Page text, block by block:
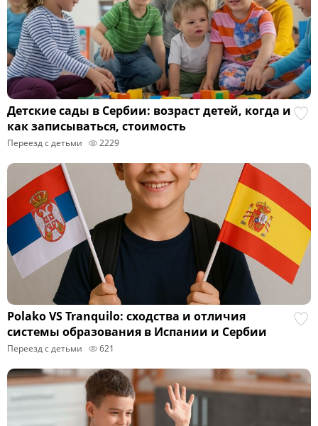
Детские сады в Сербии: возраст детей, когда и
как записываться, стоимость
Переезд с детьми 2229
Polako VS Tranquilo: сходства и отличия
системы образования в Испании и Сербии
Переезд с детьми 621